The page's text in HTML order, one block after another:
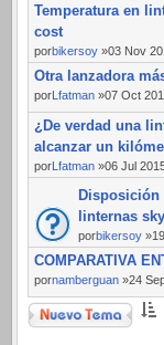
Temperatura en
cost
porbikersoy »03 Nov
Otra lanzadora
porLfatman »07 Oct
¿De verdad una
alcanzar un
porLfatman »06 Jul
Disposición
linternas
porbikersoy
COMPARATIVA
pornamberguan »24
Nuevo Tema